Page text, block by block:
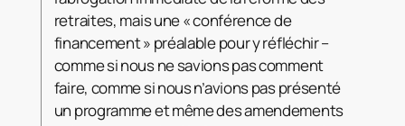
retraites, mais une « conférence de
financement » préalable pour y réfléchir –
comme si nous ne savions pas comment
faire, comme si nous n’avions pas présenté
un programme et même des amendements